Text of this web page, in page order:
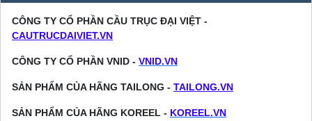
CÔNG TY CỔ PHẦN CẦU TRỤC ĐẠI VIỆT -
CAUTRUCDAIVIET.VN
CÔNG TY CỔ PHẦN VNID - VNID.VN
SẢN PHẨM CỦA HÃNG TAILONG - TAILONG.VN
SẢN PHẨM CỦA HÃNG KOREEL - KOREEL.VN